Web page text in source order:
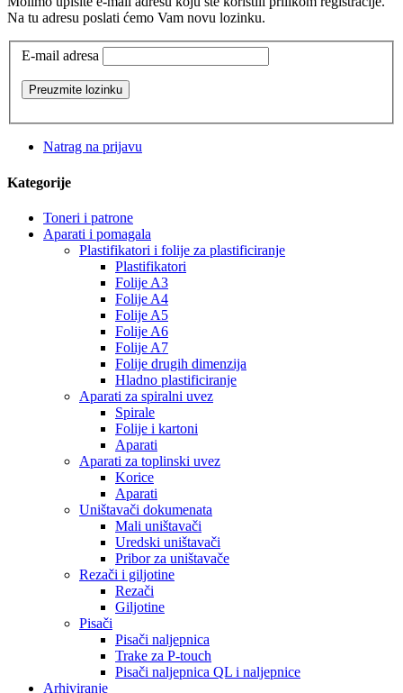
Na tu adresu poslati ćemo Vam novu lozinku.
E-mail adresa
Preuzmite lozinku
Natrag na prijavu
Kategorije
Toneri i patrone
Aparati i pomagala
Plastifikatori i folije za plastificiranje
Plastifikatori
Folije A3
Folije A4
Folije A5
Folije A6
Folije A7
Folije drugih dimenzija
Hladno plastificiranje
Aparati za spiralni uvez
Spirale
Folije i kartoni
Aparati
Aparati za toplinski uvez
Korice
Aparati
Uništavači dokumenata
Mali uništavači
Uredski uništavači
Pribor za uništavače
Rezači i giljotine
Rezači
Giljotine
Pisači
Pisači naljepnica
Trake za P-touch
Pisači naljepnica QL i naljepnice
Arhiviranje